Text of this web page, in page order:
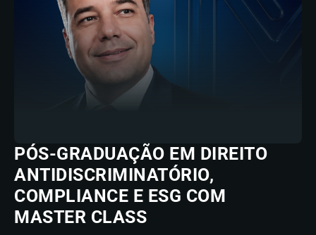
PÓS-GRADUAÇÃO EM DIREITO
ANTIDISCRIMINATÓRIO,
COMPLIANCE E ESG COM
MASTER CLASS